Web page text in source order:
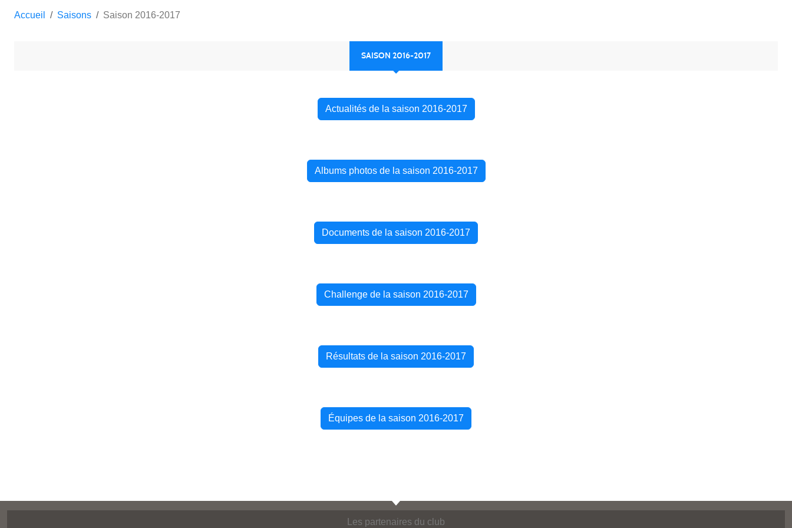
Accueil Saisons Saison 2016-2017
SAISON 2016-2017
Actualités de la saison 2016-2017
Albums photos de la saison 2016-2017
Documents de la saison 2016-2017
Challenge de la saison 2016-2017
Résultats de la saison 2016-2017
Équipes de la saison 2016-2017
Les partenaires du club